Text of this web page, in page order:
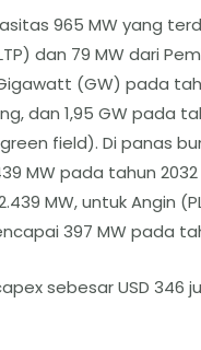
965 MW yang
dan 79 MW dari
Gigawatt (GW) pada
dan 1,95 GW pada
field). Di panas
MW pada tahun
MW, untuk Angin
397 MW pada
sebesar USD